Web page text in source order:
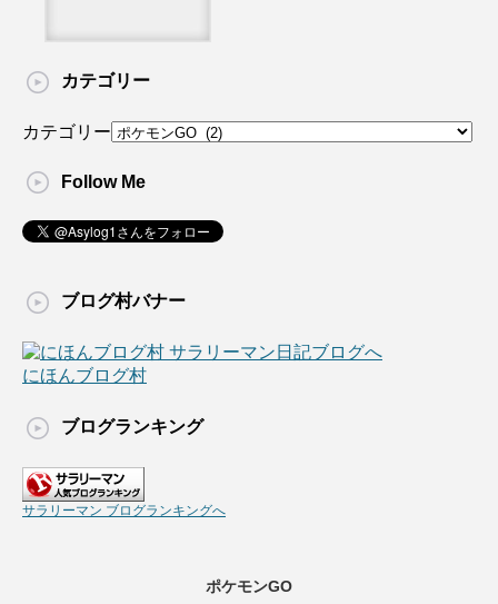
カテゴリー
カテゴリー
Follow Me
ブログ村バナー
にほんブログ村
ブログランキング
サラリーマン ブログランキングへ
ポケモンGO